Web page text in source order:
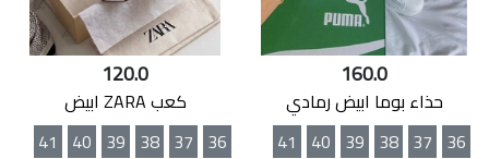
160.0
حذاء بوما ابيض رمادي
36
37
38
39
40
41
120.0
كعب ZARA ابيض
36
37
38
39
40
41